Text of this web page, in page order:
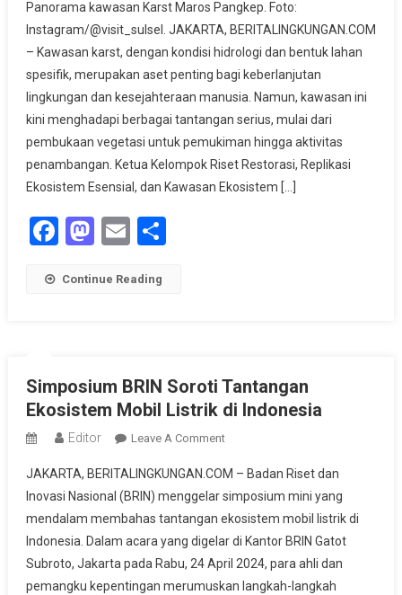
Ekosistem
Karst
Penting
Untuk
Keberlanjutan
Lingkungan
Panorama kawasan Karst Maros Pangkep. Foto:
Instagram/@visit_sulsel. JAKARTA, BERITALINGKUNGAN.COM
– Kawasan karst, dengan kondisi hidrologi dan bentuk lahan
spesifik, merupakan aset penting bagi keberlanjutan
lingkungan dan kesejahteraan manusia. Namun, kawasan ini
kini menghadapi berbagai tantangan serius, mulai dari
pembukaan vegetasi untuk pemukiman hingga aktivitas
penambangan. Ketua Kelompok Riset Restorasi, Replikasi
Ekosistem Esensial, dan Kawasan Ekosistem […]
Facebook
Mastodon
EmailShare
Continue Reading
Simposium BRIN Soroti Tantangan
Ekosistem Mobil Listrik di Indonesia
Editor Leave A CommentOn
BRIN
Soroti
Tantangan
Ekosistem
Mobil
Listrik
JAKARTA, BERITALINGKUNGAN.COM – Badan Riset dan
Inovasi Nasional (BRIN) menggelar simposium mini yang
mendalam membahas tantangan ekosistem mobil listrik di
Indonesia. Dalam acara yang digelar di Kantor BRIN Gatot
Subroto, Jakarta pada Rabu, 24 April 2024, para ahli dan
pemangku kepentingan merumuskan langkah-langkah